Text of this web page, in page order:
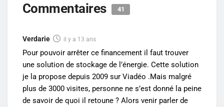
Commentaires 41
Verdarie il y a 13 ans
Pour pouvoir arrêter ce financement il faut trouver
une solution de stockage de l’énergie. Cette solution
je la propose depuis 2009 sur Viadéo .Mais malgré
plus de 3000 visites, personne ne s’est donné la peine
de savoir de quoi il retoune ? Alors venir parler de